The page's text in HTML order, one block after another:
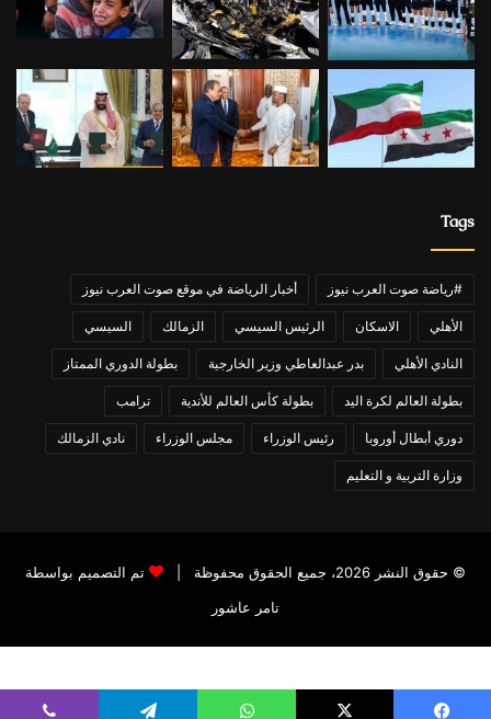
Tags
#رياضة صوت العرب نيوز أخبار الرياضة في موقع صوت العرب نيوز
الأهلي الاسكان الرئيس السيسي الزمالك السيسي
النادي الأهلي بدر عبدالعاطي وزير الخارجية بطولة الدوري الممتاز
بطولة العالم لكرة اليد بطولة كأس العالم للأندية ترامب
دوري أبطال أوروبا رئيس الوزراء مجلس الوزراء نادي الزمالك
وزارة التربية و التعليم
© حقوق النشر 2026، جميع الحقوق محفوظة |
تم التصميم بواسطة
تامر عاشور